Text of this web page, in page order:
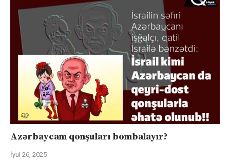
Azərbaycanı qonşuları bombalayır?
İyul 26, 2025